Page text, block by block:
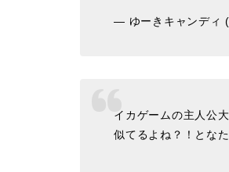
— ゆーきキャンディ
イカゲームの主人公
似てるよね？！となた